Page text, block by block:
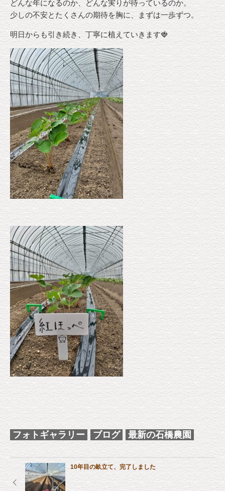
どんな年になるのか、どんな実りが待っているのか。
少しの不安とたくさんの期待を胸に、まずは一歩ずつ。
明日からも引き続き、丁寧に植えていきます🍓
フォトギャラリー ブログ 最新の石橋農園
10年目の畝立て、完了しました